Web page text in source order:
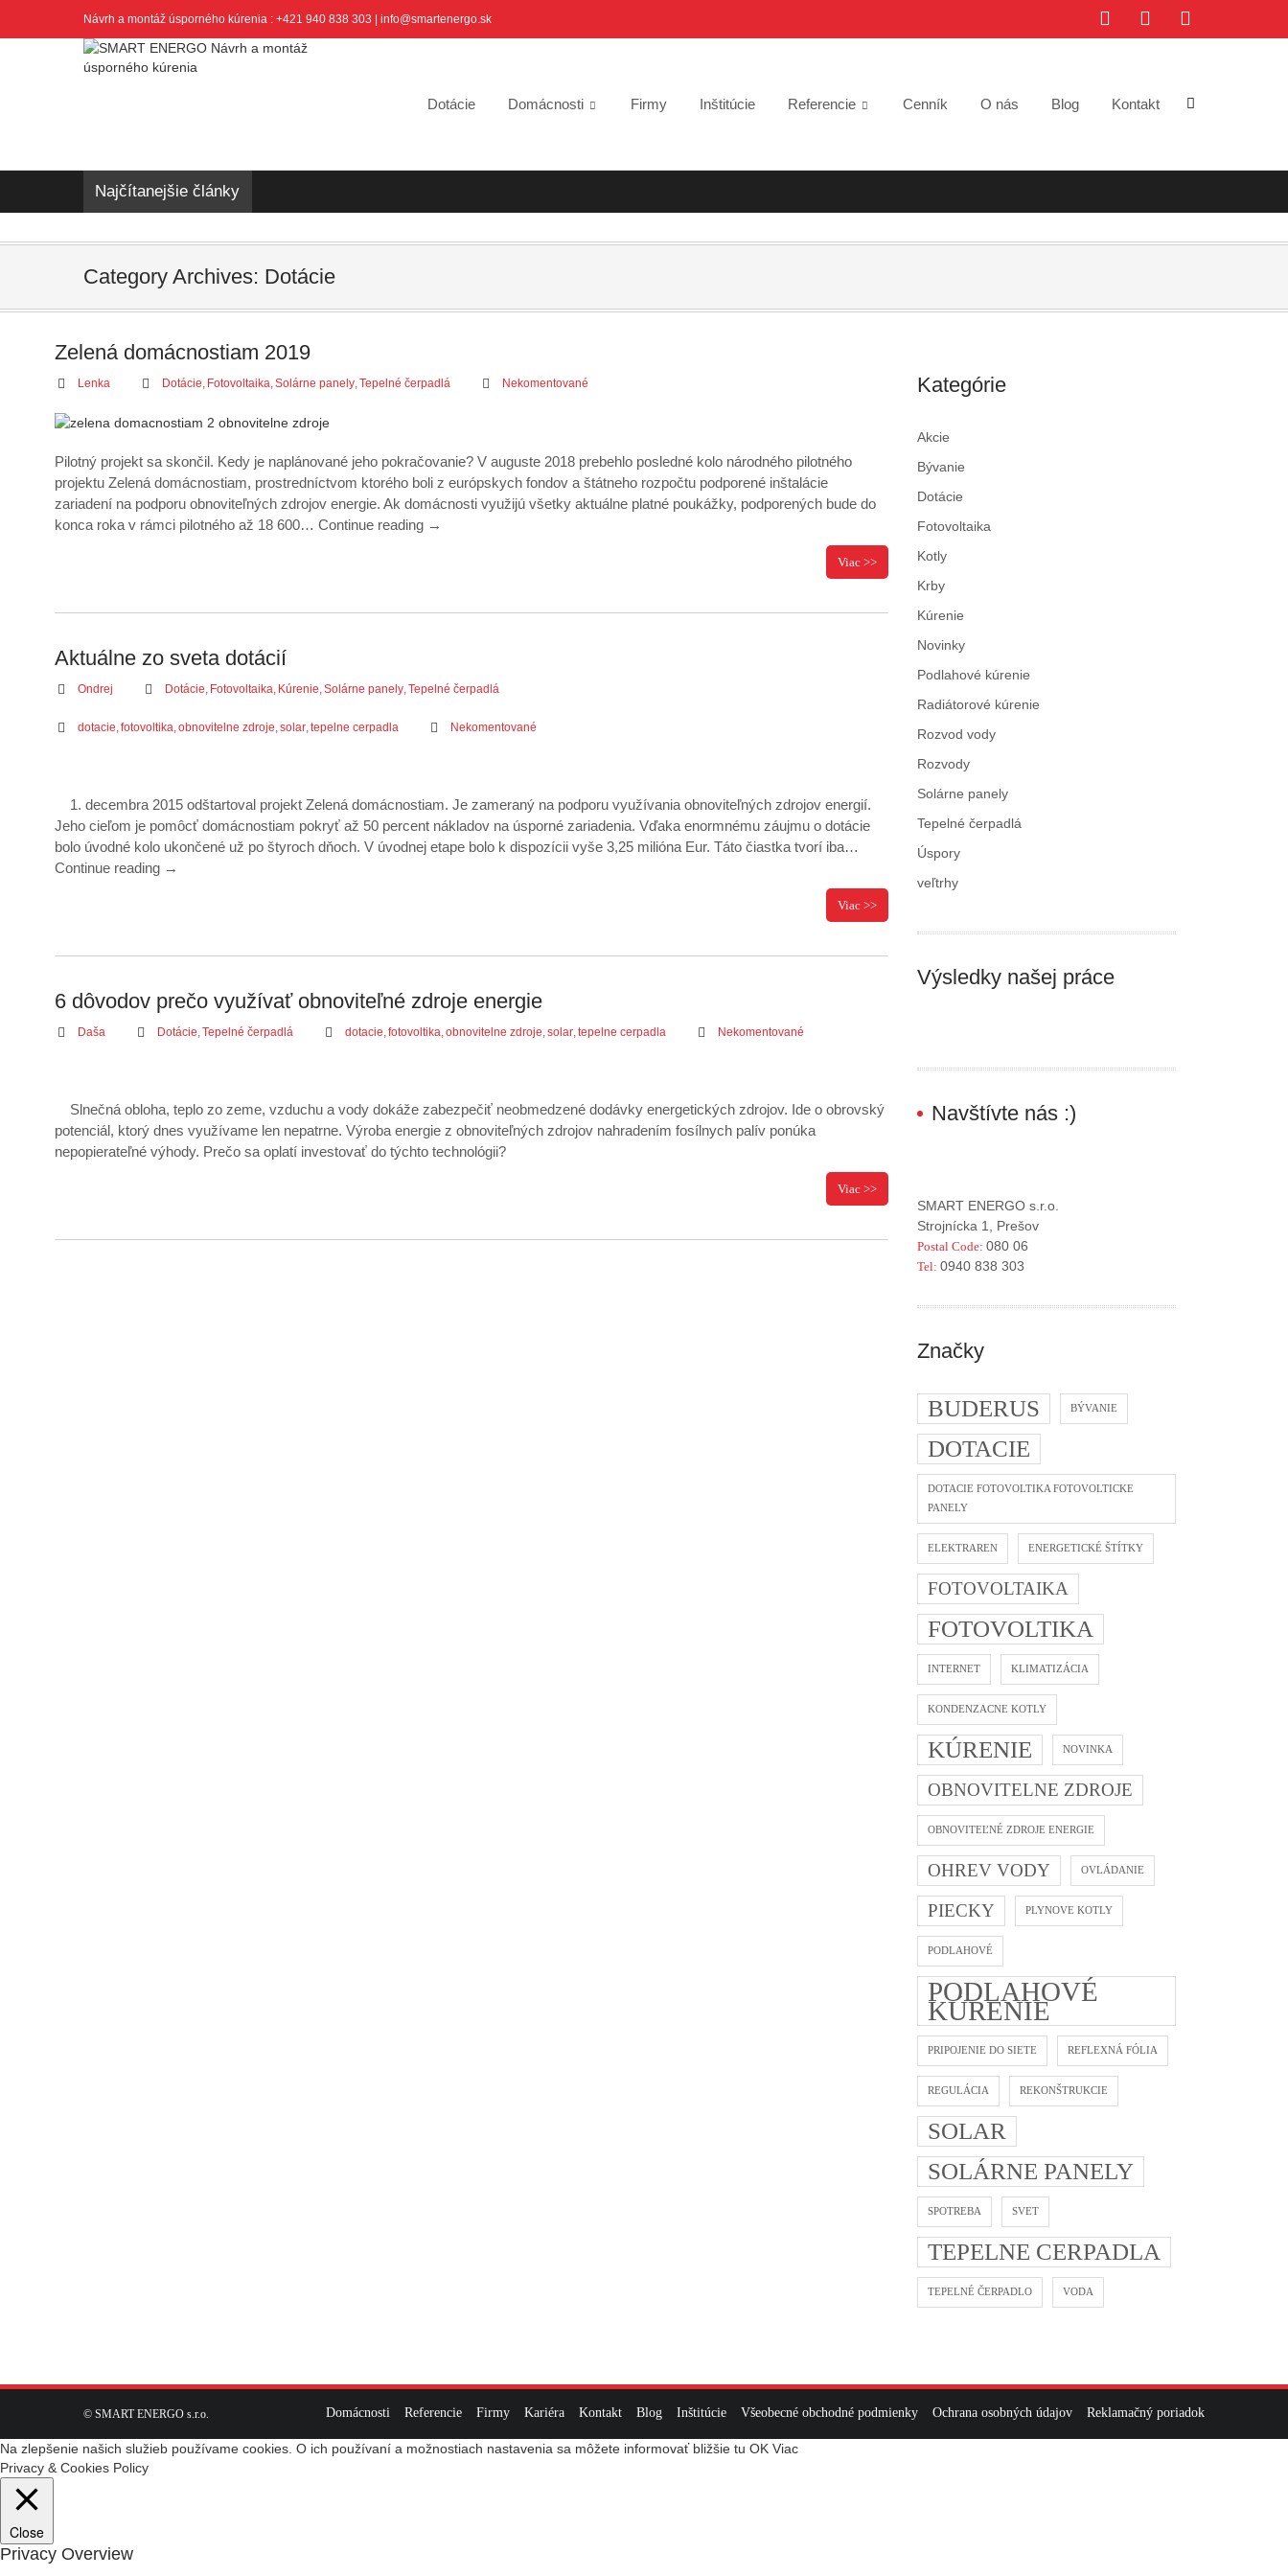
Návrh a montáž úsporného kúrenia : +421 940 838 303 | info@smartenergo.sk
Dotácie Domácnosti Firmy Inštitúcie Referencie Cenník O nás Blog Kontakt
Najčítanejšie články
Category Archives: Dotácie
Zelená domácnostiam 2019
Lenka Dotácie, Fotovoltaika,Solárne panely,Tepelné čerpadlá Nekomentované
Pilotný projekt sa skončil. Kedy je naplánované jeho pokračovanie? V auguste 2018 prebehlo posledné kolo národného pilotného
projektu Zelená domácnostiam, prostredníctvom ktorého boli z európskych fondov a štátneho rozpočtu podporené inštalácie
zariadení na podporu obnoviteľných zdrojov energie. Ak domácnosti využijú všetky aktuálne platné poukážky, podporených bude do
konca roka v rámci pilotného až 18 600… Continue reading →
Viac >>
Aktuálne zo sveta dotácií
Ondrej Dotácie, Fotovoltaika, Kúrenie,Solárne panely,Tepelné čerpadlá
dotacie,fotovoltika,obnovitelne zdroje,solar,tepelne cerpadla Nekomentované
1. decembra 2015 odštartoval projekt Zelená domácnostiam. Je zameraný na podporu využívania obnoviteľných zdrojov energií.
Jeho cieľom je pomôcť domácnostiam pokryť až 50 percent nákladov na úsporné zariadenia. Vďaka enormnému záujmu o dotácie
bolo úvodné kolo ukončené už po štyroch dňoch. V úvodnej etape bolo k dispozícii vyše 3,25 milióna Eur. Táto čiastka tvorí iba…
Continue reading →
Viac >>
6 dôvodov prečo využívať obnoviteľné zdroje energie
Daša Dotácie,Tepelné čerpadlá dotacie,fotovoltika,obnovitelne zdroje,solar,tepelne cerpadla Nekomentované
Slnečná obloha, teplo zo zeme, vzduchu a vody dokáže zabezpečiť neobmedzené dodávky energetických zdrojov. Ide o obrovský
potenciál, ktorý dnes využívame len nepatrne. Výroba energie z obnoviteľných zdrojov nahradením fosílnych palív ponúka
nepopierateľné výhody. Prečo sa oplatí investovať do týchto technológii?
Viac >>
Kategórie
Akcie
Bývanie
Dotácie
Fotovoltaika
Kotly
Krby
Kúrenie
Novinky
Podlahové kúrenie
Radiátorové kúrenie
Rozvod vody
Rozvody
Solárne panely
Tepelné čerpadlá
Úspory
veľtrhy
Výsledky našej práce
Navštívte nás :)
SMART ENERGO s.r.o.
Strojnícka 1, Prešov
Postal Code: 080 06
Tel: 0940 838 303
Značky
BUDERUS BÝVANIE
DOTACIE
DOTACIE FOTOVOLTIKA FOTOVOLTICKE
PANELY
ELEKTRAREN ENERGETICKÉ ŠTÍTKY
FOTOVOLTAIKA
FOTOVOLTIKA
INTERNET KLIMATIZÁCIA
KONDENZACNE KOTLY
KÚRENIE NOVINKA
OBNOVITELNE ZDROJE
OBNOVITEĽNÉ ZDROJE ENERGIE
OHREV VODY OVLÁDANIE
PIECKY PLYNOVE KOTLY
PODLAHOVÉ
PODLAHOVÉ
KÚRENIE
PRIPOJENIE DO SIETE REFLEXNÁ FÓLIA
REGULÁCIA REKONŠTRUKCIE
SOLAR
SOLÁRNE PANELY
SPOTREBA SVET
TEPELNE CERPADLA
TEPELNÉ ČERPADLO VODA
© SMART ENERGO s.r.o. Domácnosti Referencie Firmy Kariéra Kontakt Blog Inštitúcie Všeobecné obchodné podmienky Ochrana osobných údajov Reklamačný poriadok
Na zlepšenie našich služieb používame cookies. O ich používaní a možnostiach nastavenia sa môžete informovať bližšie tu OK Viac
Privacy & Cookies Policy
Close
Privacy Overview